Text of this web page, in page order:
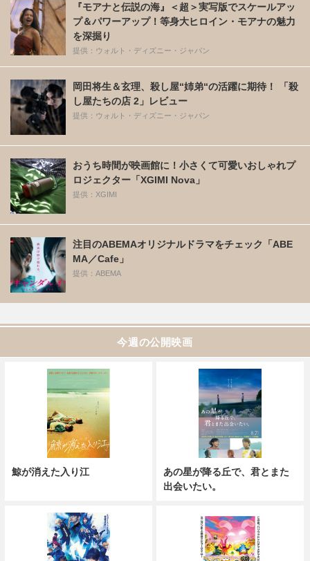
『モアナと伝説の海』＜超＞実写版でスケールアッ
プ＆パワーアップ！等身大ヒロイン・モアナの魅力
を深掘り
提供：ウォルト・ディズニー・ジャパン
岡田将生＆玄理、殺し屋“姉弟“の活躍に期待！ 「殺
し屋たちの店 2」レビュー
提供：ウォルト・ディズニー・ジャパン
おうち時間が映画館に！小さくて可愛いおしゃれプ
ロジェクター「XGIMI Nova」
提供：XGIMI
注目のABEMAオリジナルドラマをチェック「ABE
MA／Cafe」
提供：ABEMA
今週の公開映画
鯨が消えた入り江
あの星が降る丘で、君とまた
出会いたい。